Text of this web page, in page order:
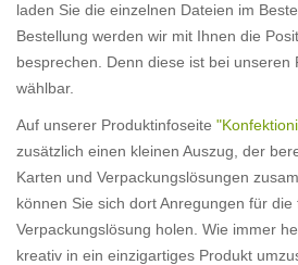
laden Sie die einzelnen Dateien im
Bestellung werden wir mit Ihnen die
besprechen. Denn diese ist bei unseren
wählbar.
Auf unserer Produktinfoseite
zusätzlich einen kleinen Auszug, der
Karten und Verpackungslösungen
können Sie sich dort Anregungen für die
Verpackungslösung holen. Wie immer
kreativ in ein einzigartiges Produkt